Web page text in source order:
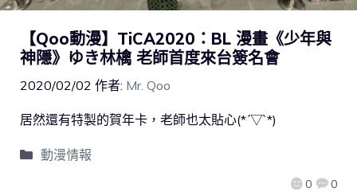
【Qoo動漫】TiCA2020：BL 漫畫《少年與
神隱》ゆき林檎 老師首度來台簽名會
2020/02/02 作者: Mr. Qoo
0 0
居然還有特製的賀年卡，老師也太貼心(*´▽`*)
動漫情報